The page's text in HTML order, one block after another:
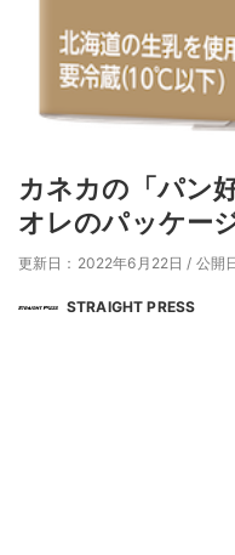
カネカの「パン
オレのパッケー
更新日：2022年6月22日 / 公開
STRAIGHT PRESS